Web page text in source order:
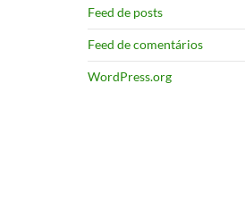
Feed de posts
Feed de comentários
WordPress.org